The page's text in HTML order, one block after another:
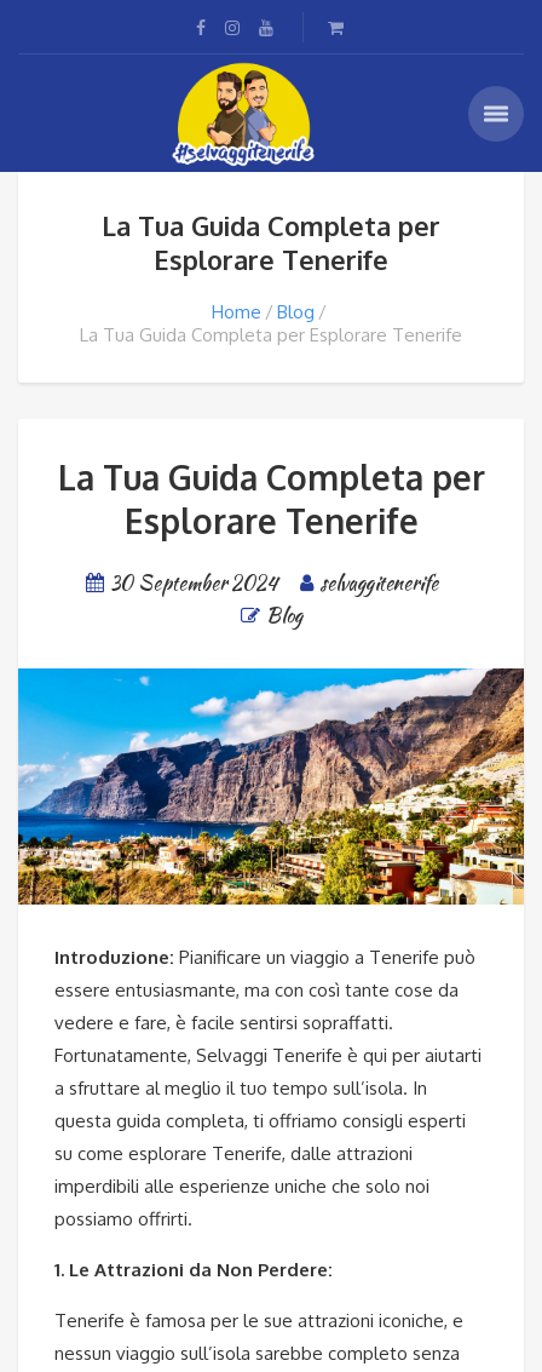
La Tua Guida Completa per
Esplorare Tenerife
Home
Blog
La Tua Guida Completa per Esplorare Tenerife
La Tua Guida Completa per
Esplorare Tenerife
30 September 2024
selvaggitenerife
Blog
Introduzione: Pianificare un viaggio a Tenerife può
essere entusiasmante, ma con così tante cose da
vedere e fare, è facile sentirsi sopraffatti.
Fortunatamente, Selvaggi Tenerife è qui per aiutarti
a sfruttare al meglio il tuo tempo sull’isola. In
questa guida completa, ti offriamo consigli esperti
su come esplorare Tenerife, dalle attrazioni
imperdibili alle esperienze uniche che solo noi
possiamo offrirti.
1. Le Attrazioni da Non Perdere:
Tenerife è famosa per le sue attrazioni iconiche, e
nessun viaggio sull’isola sarebbe completo senza